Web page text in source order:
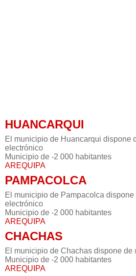
HUANCARQUI
El municipio de Huancarqui dispone
electrónico
Municipio de -2 000 habitantes
AREQUIPA
PAMPACOLCA
El municipio de Pampacolca dispone
electrónico
Municipio de -2 000 habitantes
AREQUIPA
CHACHAS
El municipio de Chachas dispone de
Municipio de -2 000 habitantes
AREQUIPA